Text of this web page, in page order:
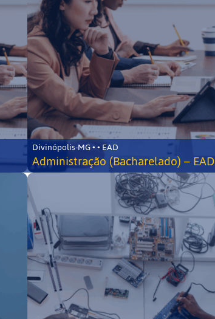
Divinópolis-MG • • EAD
Administração (Bacharelado) – EAD